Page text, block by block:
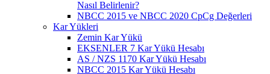
Nasıl Belirlenir?
NBCC 2015 ve NBCC 2020 CpCg Değerleri
Kar Yükleri
Zemin Kar Yükü
EKSENLER 7 Kar Yükü Hesabı
AS / NZS 1170 Kar Yükü Hesabı
NBCC 2015 Kar Yükü Hesabı